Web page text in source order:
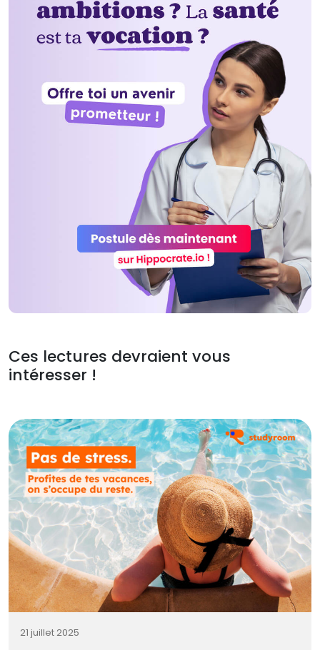
Ces lectures devraient vous
intéresser !
21 juillet 2025